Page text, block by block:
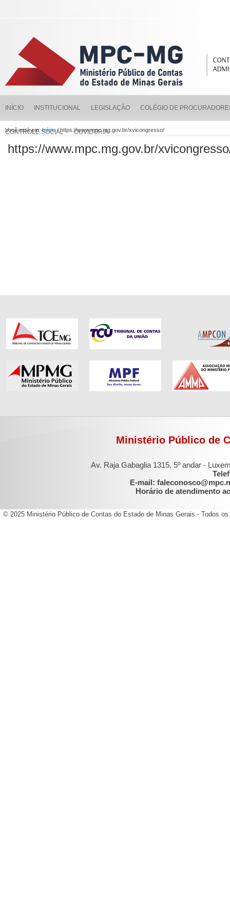
INÍCIO INSTITUCIONAL LEGISLAÇÃO COLÉGIO DE
CONTROLE SOCIAL OUVIDORIA
Você está em:Início/ https://www.mpc.mg.gov.br/xvicongresso/
https://www.mpc.mg.gov.br/
Ministério Público de
Av. Raja Gabaglia 1315, 5º andar -
E-mail:
Horário de atendimento
© 2025 Ministério Público de Contas do Estado de Minas Gerais - Todos